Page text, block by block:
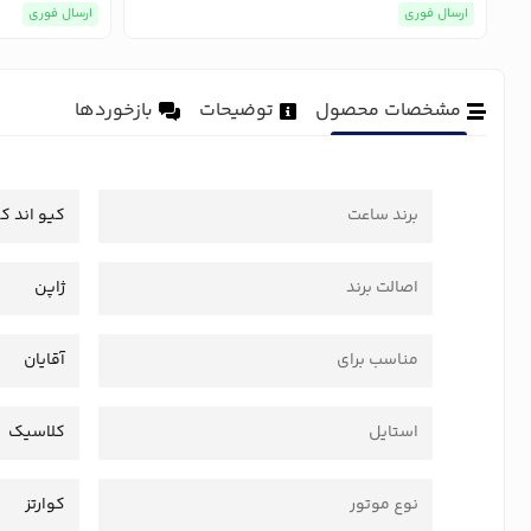
ارسال فوری ارسال فوری
مشخصات محصول توضیحات بازخوردها
برند ساعت کیو اند
اصالت برند ژاپن
مناسب برای آقایان
استایل کلاسیک
نوع موتور کوارتز